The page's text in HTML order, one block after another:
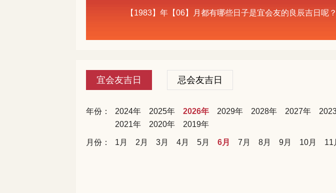
【1983】年【06】月都有哪些日子是宜会友的良辰吉日呢
宜会友吉日 忌会友吉日
年份： 2024年 2025年 2026年 2029年 2028年 2027年
2021年
2020年 2019年
月份： 1月 2月 3月 4月 5月 6月 7月 8月 9月 10月 11